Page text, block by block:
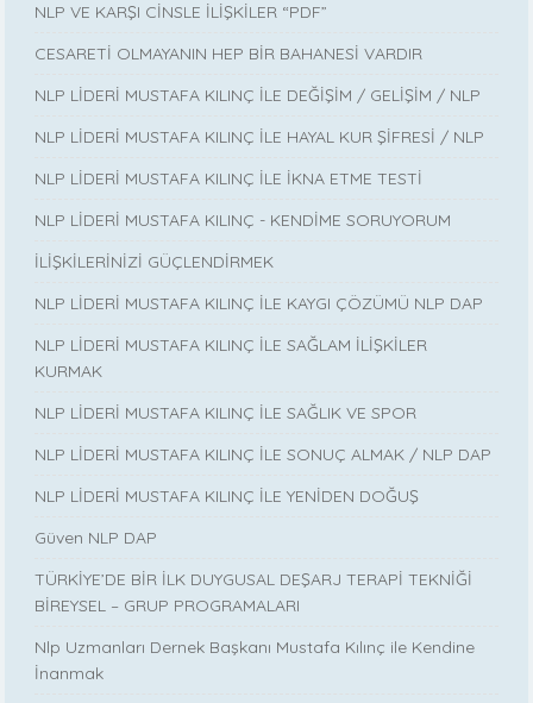
NLP VE KARŞI CİNSLE İLİŞKİLER “PDF”
CESARETİ OLMAYANIN HEP BİR BAHANESİ VARDIR
NLP LİDERİ MUSTAFA KILINÇ İLE DEĞİŞİM / GELİŞİM / NLP
NLP LİDERİ MUSTAFA KILINÇ İLE HAYAL KUR ŞİFRESİ / NLP
NLP LİDERİ MUSTAFA KILINÇ İLE İKNA ETME TESTİ
NLP LİDERİ MUSTAFA KILINÇ - KENDİME SORUYORUM
İLİŞKİLERİNİZİ GÜÇLENDİRMEK
NLP LİDERİ MUSTAFA KILINÇ İLE KAYGI ÇÖZÜMÜ NLP DAP
NLP LİDERİ MUSTAFA KILINÇ İLE SAĞLAM İLİŞKİLER
KURMAK
NLP LİDERİ MUSTAFA KILINÇ İLE SAĞLIK VE SPOR
NLP LİDERİ MUSTAFA KILINÇ İLE SONUÇ ALMAK / NLP DAP
NLP LİDERİ MUSTAFA KILINÇ İLE YENİDEN DOĞUŞ
Güven NLP DAP
TÜRKİYE’DE BİR İLK DUYGUSAL DEŞARJ TERAPİ TEKNİĞİ
BİREYSEL – GRUP PROGRAMALARI
Nlp Uzmanları Dernek Başkanı Mustafa Kılınç ile Kendine
İnanmak